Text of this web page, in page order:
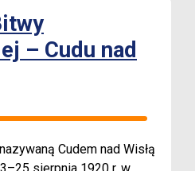
– Cudu nad
Cudem nad Wisłą